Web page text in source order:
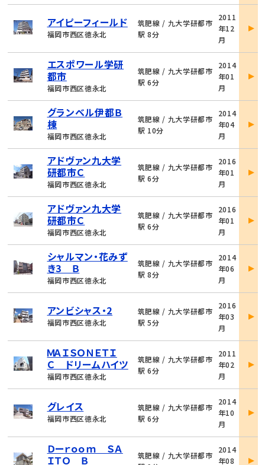
アイピーフィールド
福岡市西区徳永北
筑肥線 / 九大学研都市
駅 8分
2011
年12
月
詳
エスポワール学研
都市
福岡市西区徳永北
筑肥線 / 九大学研都市
駅 6分
2014
年01
月
詳
グランベル伊都Ｂ
棟
福岡市西区徳永北
筑肥線 / 九大学研都市
駅 10分
2014
年04
月
詳
アドヴァン九大学
研都市Ｃ
福岡市西区徳永北
筑肥線 / 九大学研都市
駅 6分
2016
年01
月
詳
アドヴァン九大学
研都市Ｃ
福岡市西区徳永北
筑肥線 / 九大学研都市
駅 6分
2016
年01
月
詳
シャルマン・花みず
き3 Ｂ
福岡市西区徳永北
筑肥線 / 九大学研都市
駅 8分
2014
年06
月
詳
アンビシャス・2
福岡市西区徳永北
筑肥線 / 九大学研都市
駅 5分
2016
年03
月
詳
ＭＡＩＳＯＮＥＴＩ
Ｃ ドリームハイツ
福岡市西区徳永北
筑肥線 / 九大学研都市
駅 6分
2011
年02
月
詳
グレイス
福岡市西区徳永北
筑肥線 / 九大学研都市
駅 6分
2014
年10
月
詳
Ｄーｒｏｏｍ ＳＡ
ＩＴＯ Ｂ
筑肥線 / 九大学研都市
2014
年08